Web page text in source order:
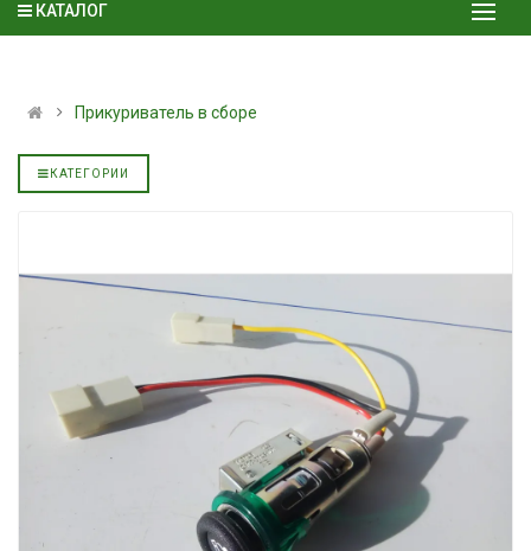
КАТАЛОГ
Прикуриватель в сборе
Гидротрансмиссионное
масло JOHN DEERE
Моторное
дизельное
849.00 ₴
КАТЕГОРИИ